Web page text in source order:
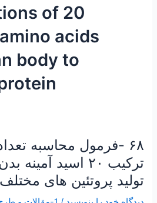
of 20
acids
body to
۶۸ -فرمول محاسبه
ترکیب ۲۰ اسید
تولید پروتئین های مختلف
۶۸
-فرمول
محاسبه
تعداد
احتمالات